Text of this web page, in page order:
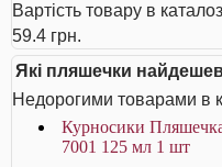
Вартість товару в
59.4 грн.
Які пляшечки
Недорогими товарами в
Курносики
7001 125 мл 1 шт